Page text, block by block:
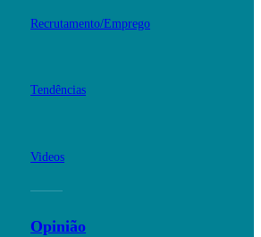
Recrutamento/Emprego
Tendências
Videos
Opinião